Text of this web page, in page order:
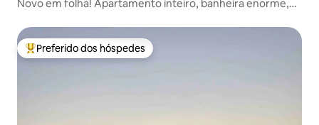
Novo em folha! Apartamento inteiro, banheira enorme,
Entre os melhores preferidos dos hóspedes
Preferido dos hóspedes